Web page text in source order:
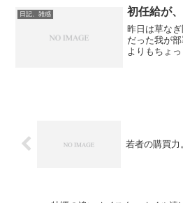
マの刺身と
アジとかに
日記、雑感 初任給が
昨日は草な
だった我が
よりもちょ
若者の購買力